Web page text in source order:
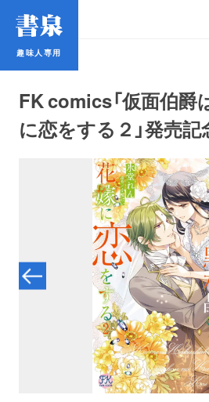
趣味人専用
FK comics「仮面伯爵
に恋をする２」発売
趣味人専用
アイドル
鉄道・バス
コミック・ラノベ
プロレス